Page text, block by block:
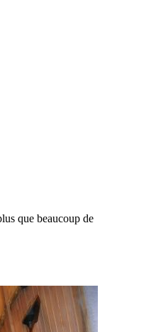
que beaucoup de